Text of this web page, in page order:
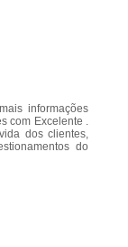
informações
com Excelente .
dos clientes,
do